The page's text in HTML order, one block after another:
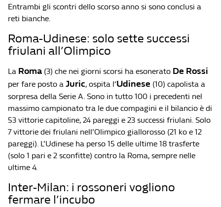
Entrambi gli scontri dello scorso anno si sono conclusi a
reti bianche.
Roma-Udinese: solo sette successi
friulani all’Olimpico
La Roma (3) che nei giorni scorsi ha esonerato De Rossi
per fare posto a Juric, ospita l’Udinese (10) capolista a
sorpresa della Serie A. Sono in tutto 100 i precedenti nel
massimo campionato tra le due compagini e il bilancio è di
53 vittorie capitoline, 24 pareggi e 23 successi friulani. Solo
7 vittorie dei friulani nell’Olimpico giallorosso (21 ko e 12
pareggi). L’Udinese ha perso 15 delle ultime 18 trasferte
(solo 1 pari e 2 sconfitte) contro la Roma, sempre nelle
ultime 4.
Inter-Milan: i rossoneri vogliono
fermare l’incubo